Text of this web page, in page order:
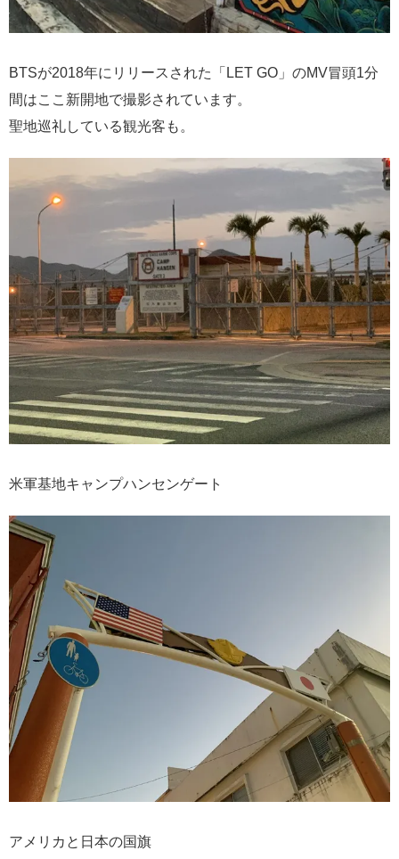
BTSが2018年にリリースされた「LET GO」のMV冒頭1分
間はここ新開地で撮影されています。
聖地巡礼している観光客も。
米軍基地キャンプハンセンゲート
アメリカと日本の国旗